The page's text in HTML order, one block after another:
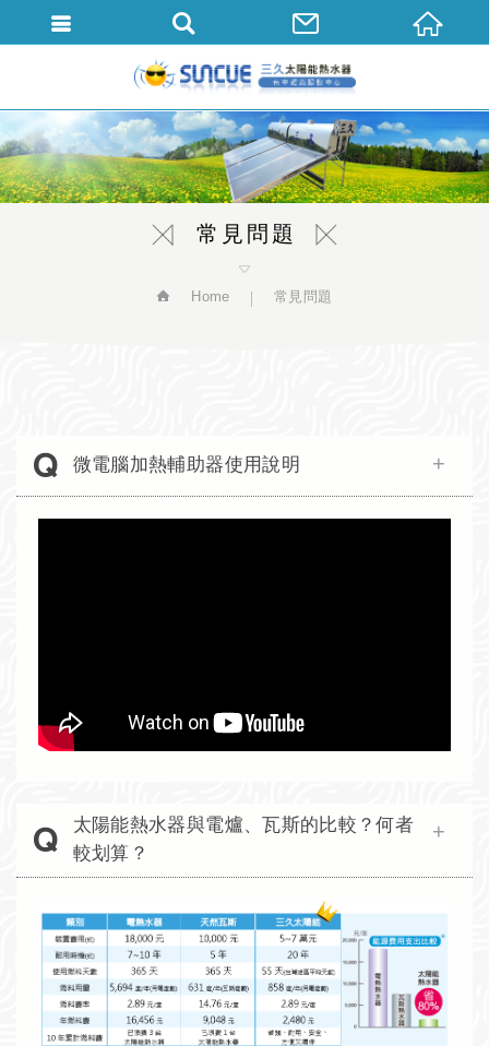
常見問題
Home 常見問題
微電腦加熱輔助器使用說明
太陽能熱水器與電爐、瓦斯的比較？何者
較划算？
繁體中文